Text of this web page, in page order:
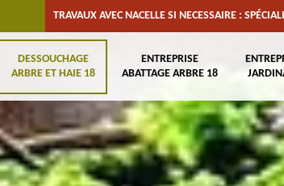
TRAVAUX AVEC NACELLE SI NECESSAIRE :
DESSOUCHAGE
ARBRE ET HAIE 18
ENTREPRISE
ABATTAGE ARBRE 18